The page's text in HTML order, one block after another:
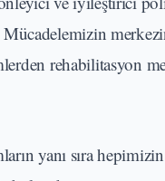
rehabilitasyon
yanı sıra